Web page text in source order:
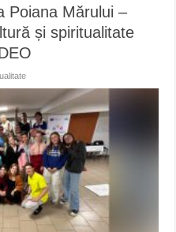
Poiana Mărului –
și spiritualitate